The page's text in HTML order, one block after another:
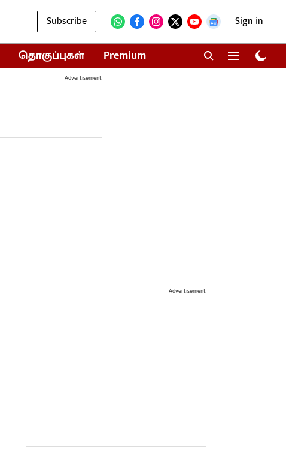
Subscribe Sign in
தொகுப்புகள் Premium
Advertisement
Advertisement